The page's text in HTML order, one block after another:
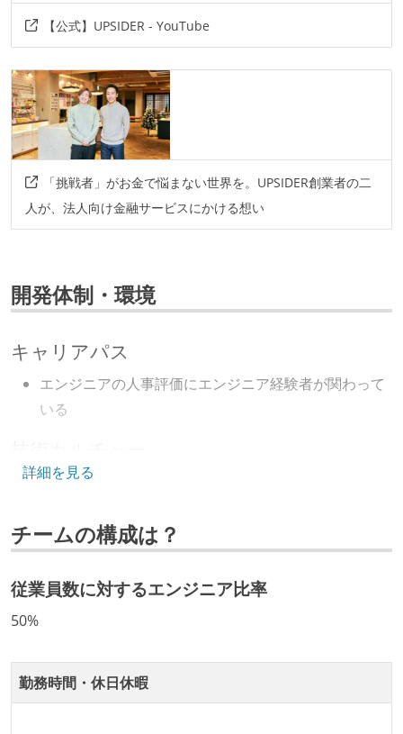
【公式】UPSIDER - YouTube
「挑戦者」がお金で悩まない世界を。UPSIDER創業者の二
人が、法人向け金融サービスにかける想い
開発体制・環境
キャリアパス
エンジニアの人事評価にエンジニア経験者が関わって
いる
CTO またはそれに準じる、技術やワークフローの標準
取締役（社内）または執行役員として、エンジニアリ
ング部門の人間が経営に参加している
経営トップがエンジニア出身、または現役のエンジニ
OS やエディタ、IDE といった個人の環境は、各自の責
任で好きなものを使うことができる
詳細を見る
チームの構成は？
従業員数に対するエンジニア比率
50%
勤務時間・休日休暇